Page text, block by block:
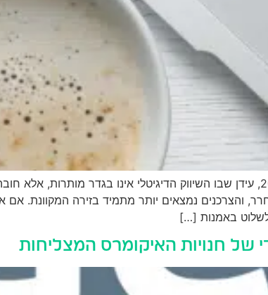
ברוכים הבאים לשנת 2025, עידן שבו השיווק הדיגיטלי אינו
והצרכנים נמצאים יותר מתמיד בזירה המקוונת. אם
באמנות […]